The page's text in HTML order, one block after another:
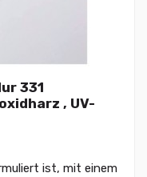
331
, UV-
ist, mit einem